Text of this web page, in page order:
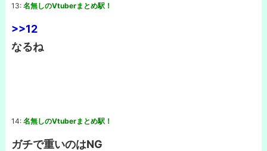
13: 名無しのVtuberまとめ駅！
>>12
なるね
14: 名無しのVtuberまとめ駅！
ガチで重いのはNG